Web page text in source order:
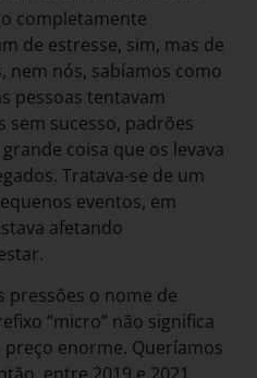
completamente
de estresse, sim, mas de
nem nós, sabíamos como
pessoas tentavam
sem sucesso, padrões
coisa que os levava
Tratava-se de um
eventos, em
afetando
pressões o nome de
“micro” não significa
enorme. Queríamos